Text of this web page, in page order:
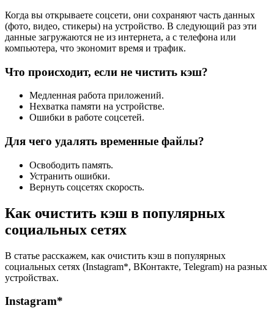
Когда вы открываете соцсети, они сохраняют часть данных
(фото, видео, стикеры) на устройство. В следующий раз эти
данные загружаются не из интернета, а с телефона или
компьютера, что экономит время и трафик.
Что происходит, если не чистить кэш?
Медленная работа приложений.
Нехватка памяти на устройстве.
Ошибки в работе соцсетей.
Для чего удалять временные файлы?
Освободить память.
Устранить ошибки.
Вернуть соцсетях скорость.
Как очистить кэш в популярных
социальных сетях
В статье расскажем, как очистить кэш в популярных
социальных сетях (Instagram*, ВКонтакте, Telegram) на разных
устройствах.
Instagram*